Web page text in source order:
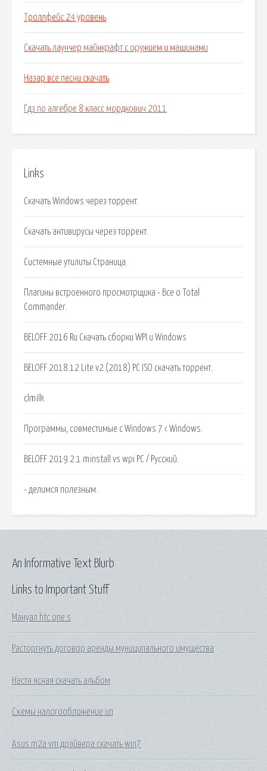
Троллфейс 24 уровень
Скачать лаунчер майнкрафт с оружием и машинами
Назар все песни скачать
Гдз по алгебре 8 класс мордкович 2011
Links
Скачать Windows через торрент.
Скачать антивирусы через торрент.
Системные утилиты Страница.
Плагины встроенного просмотрщика - Все о Total
Commander.
BELOFF 2016 Ru Скачать сборки WPI и Windows
BELOFF 2018.12 Lite v2 (2018) PC ISO скачать торрент.
clmilk
Программы, совместимые с Windows 7 ‹ Windows.
BELOFF 2019.2.1 minstall vs wpi PC / Русский.
- делимся полезным.
Links to Important Stuff
Мануал htc one s
Расторгнуть договор аренды муниципального имущества
Настя ясная скачать альбом
Схемы налогообложение ип
Asus m2a vm драйвера скачать win7
An Informative Text Blurb